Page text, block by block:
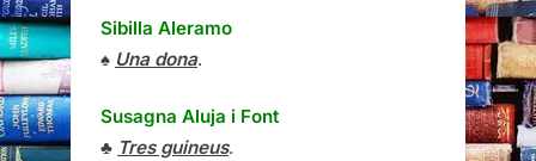
Sibilla Aleramo
♠ Una dona.
Susagna Aluja i Font
♣ Tres guineus.